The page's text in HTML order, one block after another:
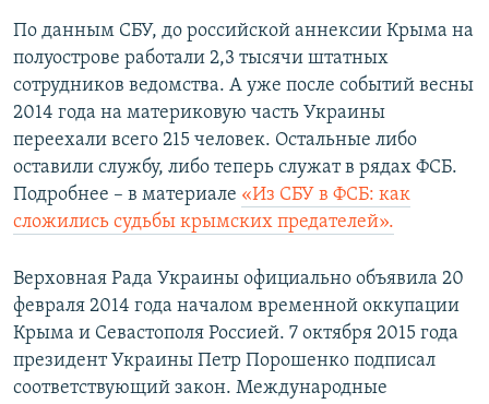
По данным СБУ, до российской аннексии Крыма на
полуострове работали 2,3 тысячи штатных
сотрудников ведомства. А уже после событий весны
2014 года на материковую часть Украины
переехали всего 215 человек. Остальные либо
оставили службу, либо теперь служат в рядах ФСБ.
Подробнее – в материале «Из СБУ в ФСБ: как
сложились судьбы крымских предателей».
Верховная Рада Украины официально объявила 20
февраля 2014 года началом временной оккупации
Крыма и Севастополя Россией. 7 октября 2015 года
президент Украины Петр Порошенко подписал
соответствующий закон. Международные